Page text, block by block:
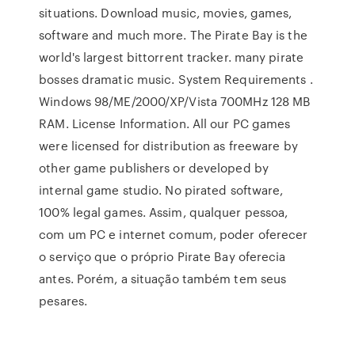
situations. Download music, movies, games,
software and much more. The Pirate Bay is the
world's largest bittorrent tracker. many pirate
bosses dramatic music. System Requirements .
Windows 98/ME/2000/XP/Vista 700MHz 128 MB
RAM. License Information. All our PC games
were licensed for distribution as freeware by
other game publishers or developed by
internal game studio. No pirated software,
100% legal games. Assim, qualquer pessoa,
com um PC e internet comum, poder oferecer
o serviço que o próprio Pirate Bay oferecia
antes. Porém, a situação também tem seus
pesares.